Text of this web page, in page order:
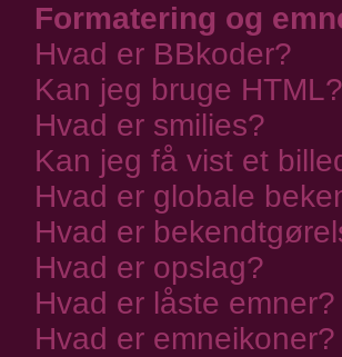
Formatering og
Hvad er BBkoder?
Kan jeg bruge HTML?
Hvad er smilies?
Kan jeg få vist et
Hvad er globale
Hvad er
Hvad er opslag?
Hvad er låste emner?
Hvad er emneikoner?